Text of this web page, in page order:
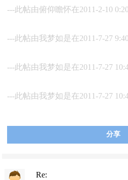
---此帖由俯仰瞻怀在2011-2-10
---此帖由我梦如是在2011-7-27
---此帖由我梦如是在2011-7-27
---此帖由我梦如是在2011-7-27
分享
Re: